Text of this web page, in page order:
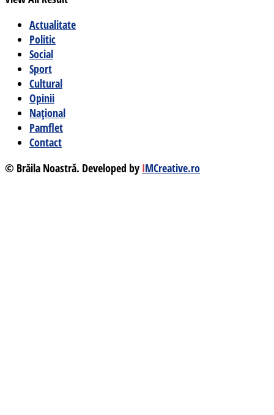
Actualitate
Politic
Social
Sport
Cultural
Opinii
Național
Pamflet
Contact
© Brăila Noastră. Developed by IMCreative.ro